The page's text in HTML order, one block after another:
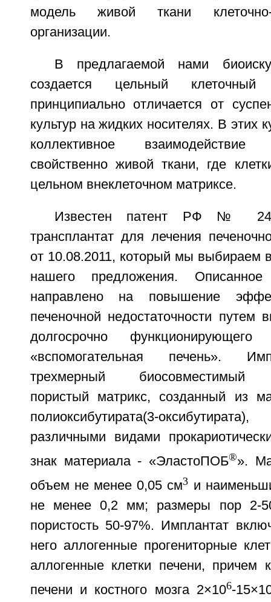
модель живой ткани клеточно-
организации.
В предлагаемой нами
создается цельный
принципиально отличается от
культур на жидких носителях. В этих
коллективное
свойственно живой ткани, где
цельном внеклеточном матриксе.
Известен патент РФ №
трансплантат для лечения
от 10.08.2011, который мы выбираем
нашего предложения.
направлено на повышение
печеночной недостаточности путем
долгосрочно
«вспомогательная печень».
трехмерный биосовместимый
пористый матрикс, созданный из
полиоксибутирата(3-
различными видами
знак материала - «ЭластоПОБ®».
объем не менее 0,05 см3 и
не менее 0,2 мм; размеры пор 2-
пористость 50-97%. Имплантат
него аллогенные прогениторные
аллогенные клетки печени, причем
печени и костного мозга 2×106-